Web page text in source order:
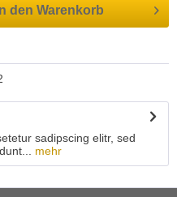
In den Warenkorb
sadipscing elitr, sed
mehr